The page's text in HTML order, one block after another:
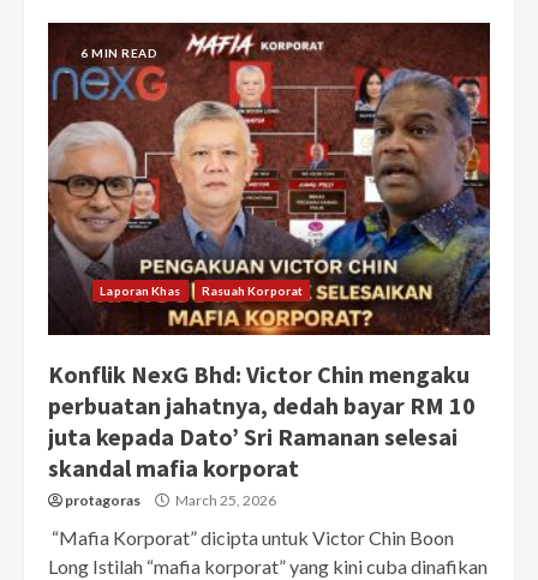
6 MIN READ
Laporan Khas Rasuah Korporat
Konflik NexG Bhd: Victor Chin mengaku
perbuatan jahatnya, dedah bayar RM 10
juta kepada Dato’ Sri Ramanan selesai
skandal mafia korporat
protagoras March 25, 2026
“Mafia Korporat” dicipta untuk Victor Chin Boon
Long Istilah “mafia korporat” yang kini cuba dinafikan